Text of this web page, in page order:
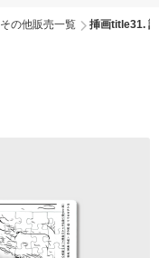
その他販売一覧 挿画title31.